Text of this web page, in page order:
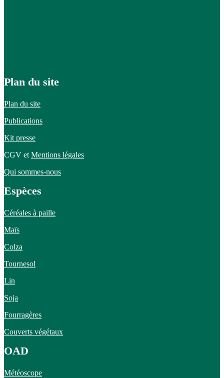
Plan du site
Plan du site
Publications
Kit presse
CGV et Mentions légales
Qui sommes-nous
Espèces
Céréales à paille
Maïs
Colza
Tournesol
Lin
Soja
Fourragères
Couverts végétaux
OAD
Météoscope